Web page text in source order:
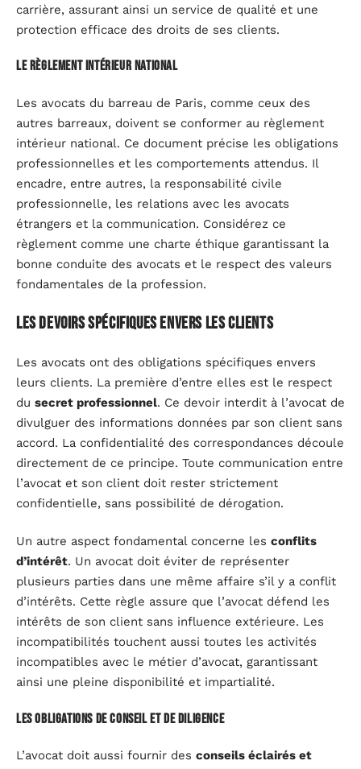
carrière, assurant ainsi un service de qualité et une
protection efficace des droits de ses clients.
Le règlement intérieur national
Les avocats du barreau de Paris, comme ceux des
autres barreaux, doivent se conformer au règlement
intérieur national. Ce document précise les obligations
professionnelles et les comportements attendus. Il
encadre, entre autres, la responsabilité civile
professionnelle, les relations avec les avocats
étrangers et la communication. Considérez ce
règlement comme une charte éthique garantissant la
bonne conduite des avocats et le respect des valeurs
fondamentales de la profession.
Les devoirs spécifiques envers les clients
Les avocats ont des obligations spécifiques envers
leurs clients. La première d’entre elles est le respect
du secret professionnel. Ce devoir interdit à l’avocat de
divulguer des informations données par son client sans
accord. La confidentialité des correspondances découle
directement de ce principe. Toute communication entre
l’avocat et son client doit rester strictement
confidentielle, sans possibilité de dérogation.
Un autre aspect fondamental concerne les conflits
d’intérêt. Un avocat doit éviter de représenter
plusieurs parties dans une même affaire s’il y a conflit
d’intérêts. Cette règle assure que l’avocat défend les
intérêts de son client sans influence extérieure. Les
incompatibilités touchent aussi toutes les activités
incompatibles avec le métier d’avocat, garantissant
ainsi une pleine disponibilité et impartialité.
Les obligations de conseil et de diligence
L’avocat doit aussi fournir des conseils éclairés et